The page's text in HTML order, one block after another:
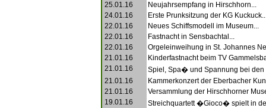
25.01.16
Neujahrsempfang in Hirschhorn...
24.01.16
Erste Prunksitzung der KG
22.01.16
Neues Schiffsmodell im Museum...
22.01.16
Fastnacht in Sensbachtal...
22.01.16
Orgeleinweihung in St. Johannes
21.01.16
Kinderfastnacht beim TV
21.01.16
Spiel, Spa� und Spannung bei den
21.01.16
Kammerkonzert der Eberbacher
21.01.16
Versammlung der Hirschhorner
19.01.16
Streichquartett �Gioco� spielt in